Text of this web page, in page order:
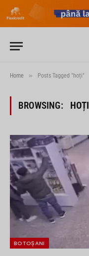
Home » Posts Tagged "hoți"
BROWSING: HOȚI
BOTOȘANI